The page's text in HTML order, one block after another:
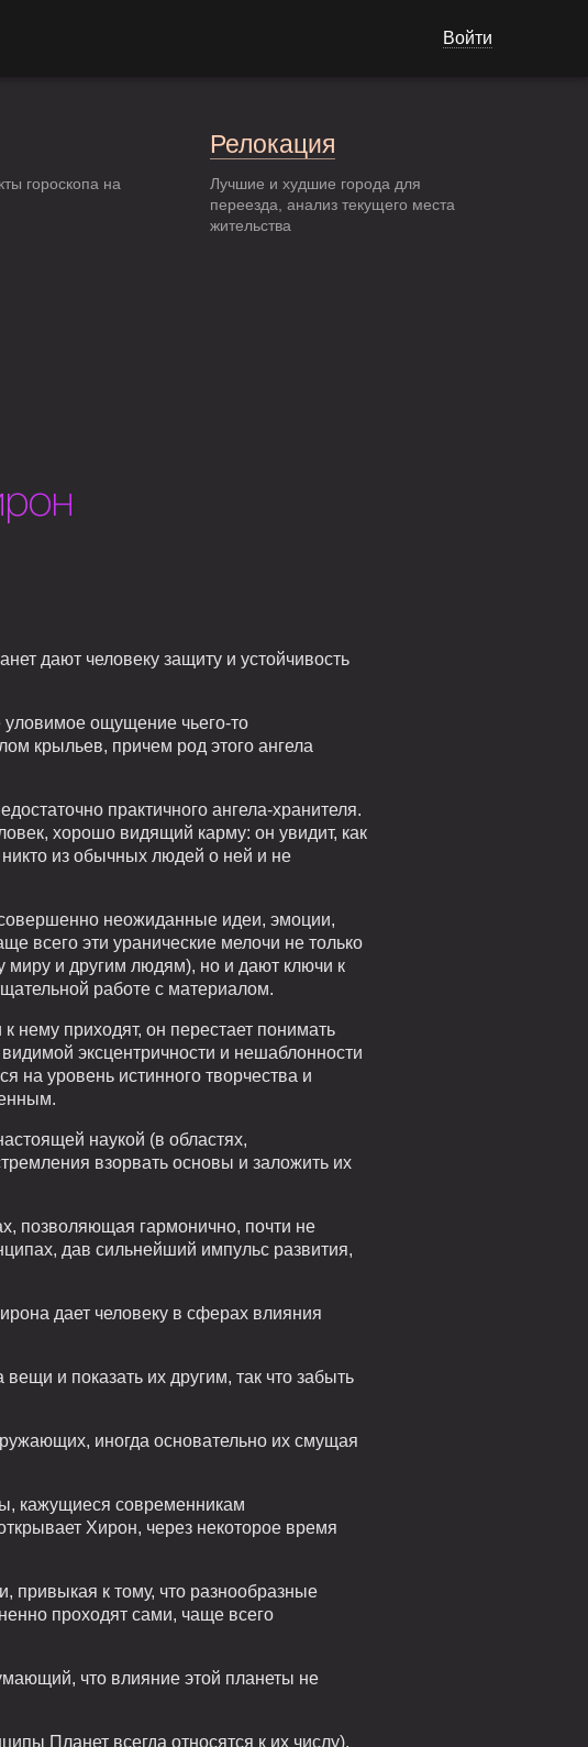
Войти
гороскопа на
Релокация
Лучшие и худшие города для
переезда, анализ текущего места
жительства
дают человеку защиту и устойчивость
уловимое ощущение чьего-то
крыльев, причем род этого ангела
практичного ангела-хранителя.
хорошо видящий карму: он увидит, как
никто из обычных людей о ней и не
неожиданные идеи, эмоции,
всего эти уранические мелочи не только
миру и другим людям), но и дают ключи к
работе с материалом.
нему приходят, он перестает понимать
эксцентричности и нешаблонности
на уровень истинного творчества и
наукой (в областях,
взорвать основы и заложить их
позволяющая гармонично, почти не
дав сильнейший импульс развития,
дает человеку в сферах влияния
и показать их другим, так что забыть
иногда основательно их смущая
кажущиеся современникам
Хирон, через некоторое время
привыкая к тому, что разнообразные
проходят сами, чаще всего
что влияние этой планеты не
Планет всегда относятся к их числу),